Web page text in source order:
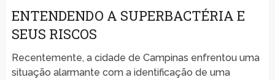
ENTENDENDO A SUPERBACTÉRIA E
SEUS RISCOS
Recentemente, a cidade de Campinas enfrentou uma
situação alarmante com a identificação de uma